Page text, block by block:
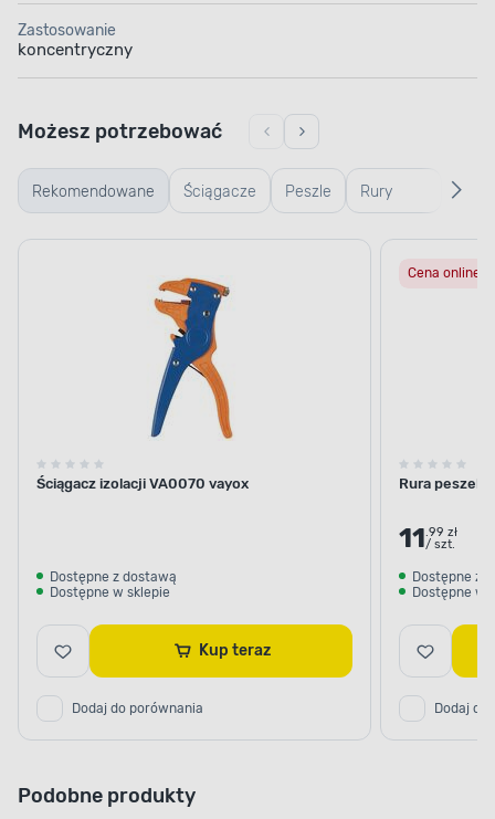
Zastosowanie
koncentryczny
Rekomendowane Ściągacze Peszle Rury
osłonowe
Możesz potrzebować
Ściągacz izolacji VA0070 vayox
Dostępne z dostawą
Dostępne w sklepie
Kup teraz
Dodaj do porównania
Cena online
Rura peszel
11.99 zł
/ szt.
Dostępne z
Dostępne w
Dodaj do
Podobne produkty